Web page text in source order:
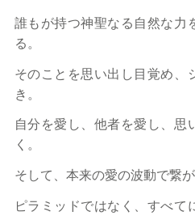
誰もが持つ神聖なる自然な力
る。
そのことを思い出し目覚め、
き。
自分を愛し、他者を愛し、思
く。
そして、本来の愛の波動で繋が
ピラミッドではなく、すべ